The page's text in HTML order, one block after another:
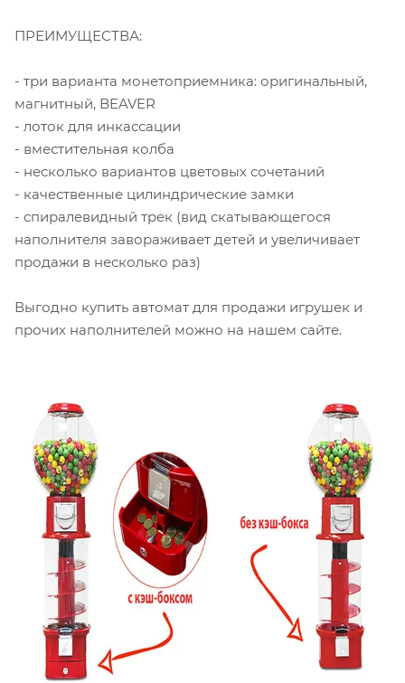
ПРЕИМУЩЕСТВА:
- три варианта монетоприемника: оригинальный,
магнитный, BEAVER
- лоток для инкассации
- вместительная колба
- несколько вариантов цветовых сочетаний
- качественные цилиндрические замки
- спиралевидный трек (вид скатывающегося
наполнителя завораживает детей и увеличивает
продажи в несколько раз)
Выгодно купить автомат для продажи игрушек и
прочих наполнителей можно на нашем сайте.